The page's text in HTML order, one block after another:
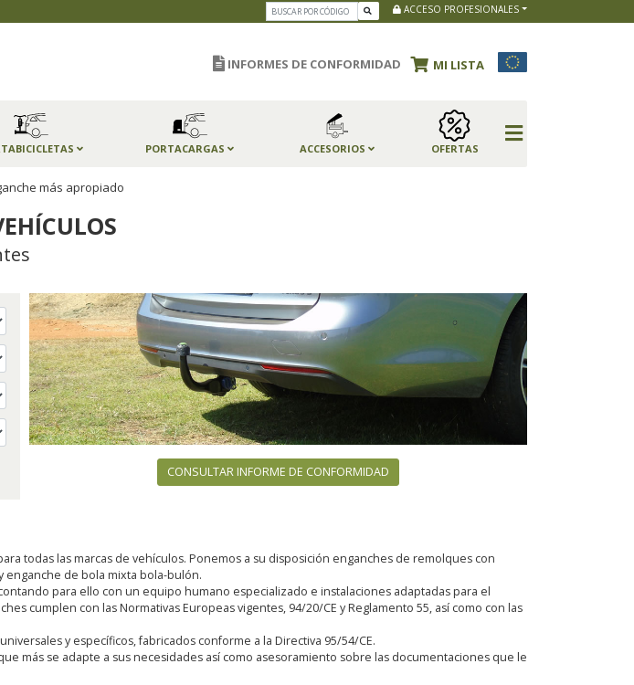
ACCESO PROFESIONALES
INFORMES DE CONFORMIDAD MI LISTA
PORTACARGAS ACCESORIOS OFERTAS
más apropiado
CONSULTAR INFORME DE CONFORMIDAD
todas las marcas de vehículos. Ponemos a su disposición enganches de remolques con
enganche de bola mixta bola-bulón.
para ello con un equipo humano especializado e instalaciones adaptadas para el
cumplen con las Normativas Europeas vigentes, 94/20/CE y Reglamento 55, así como con las
y específicos, fabricados conforme a la Directiva 95/54/CE.
más se adapte a sus necesidades así como asesoramiento sobre las documentaciones que le